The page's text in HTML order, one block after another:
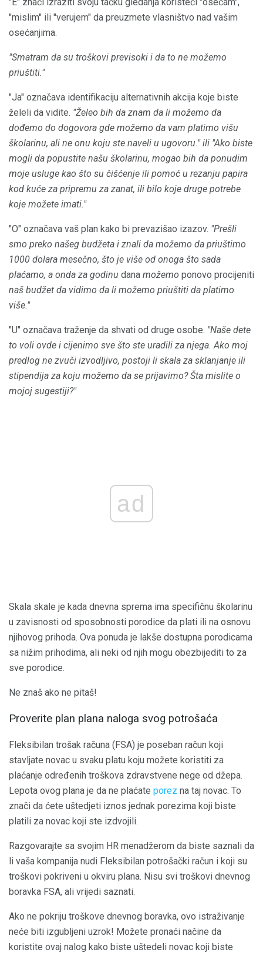
"mislim" ili "verujem" da preuzmete vlasništvo nad vašim
osećanjima.
"Smatram da su troškovi previsoki i da to ne možemo
priuštiti."
"Ja" označava identifikaciju alternativnih akcija koje biste
želeli da vidite. "Želeo bih da znam da li možemo da
dođemo do dogovora gde možemo da vam platimo višu
školarinu, ali ne onu koju ste naveli u ugovoru." ili "Ako biste
mogli da popustite našu školarinu, mogao bih da ponudim
moje usluge kao što su čišćenje ili pomoć u rezanju papira
kod kuće za pripremu za zanat, ili bilo koje druge potrebe
koje možete imati."
"O" označava vaš plan kako bi prevazišao izazov. "Prešli
smo preko našeg budžeta i znali da možemo da priuštimo
1000 dolara mesečno, što je više od onoga što sada
plaćamo, a onda za godinu dana možemo ponovo procijeniti
naš budžet da vidimo da li možemo priuštiti da platimo
više."
"U" označava traženje da shvati od druge osobe. "Naše dete
to voli ovde i cijenimo sve što ste uradili za njega. Ako moj
predlog ne zvuči izvodljivo, postoji li skala za sklanjanje ili
stipendija za koju možemo da se prijavimo? Šta mislite o
mojoj sugestiji?"
ad
Skala skale je kada dnevna sprema ima specifičnu školarinu
u zavisnosti od sposobnosti porodice da plati ili na osnovu
njihovog prihoda. Ova ponuda je lakše dostupna porodicama
sa nižim prihodima, ali neki od njih mogu obezbijediti to za
sve porodice.
Ne znaš ako ne pitaš!
Proverite plan plana naloga svog potrošaća
Fleksibilan trošak računa (FSA) je poseban račun koji
stavljate novac u svaku platu koju možete koristiti za
plaćanje određenih troškova zdravstvene nege od džepa.
Lepota ovog plana je da ne plaćate porez na taj novac. To
znači da ćete uštedjeti iznos jednak porezima koji biste
platili za novac koji ste izdvojili.
Razgovarajte sa svojim HR menadžerom da biste saznali da
li vaša kompanija nudi Fleksibilan potrošački račun i koji su
troškovi pokriveni u okviru plana. Nisu svi troškovi dnevnog
boravka FSA, ali vrijedi saznati.
Ako ne pokriju troškove dnevnog boravka, ovo istraživanje
neće biti izgubljeni uzrok! Možete pronaći načine da
koristite ovaj nalog kako biste uštedeli novac koji biste